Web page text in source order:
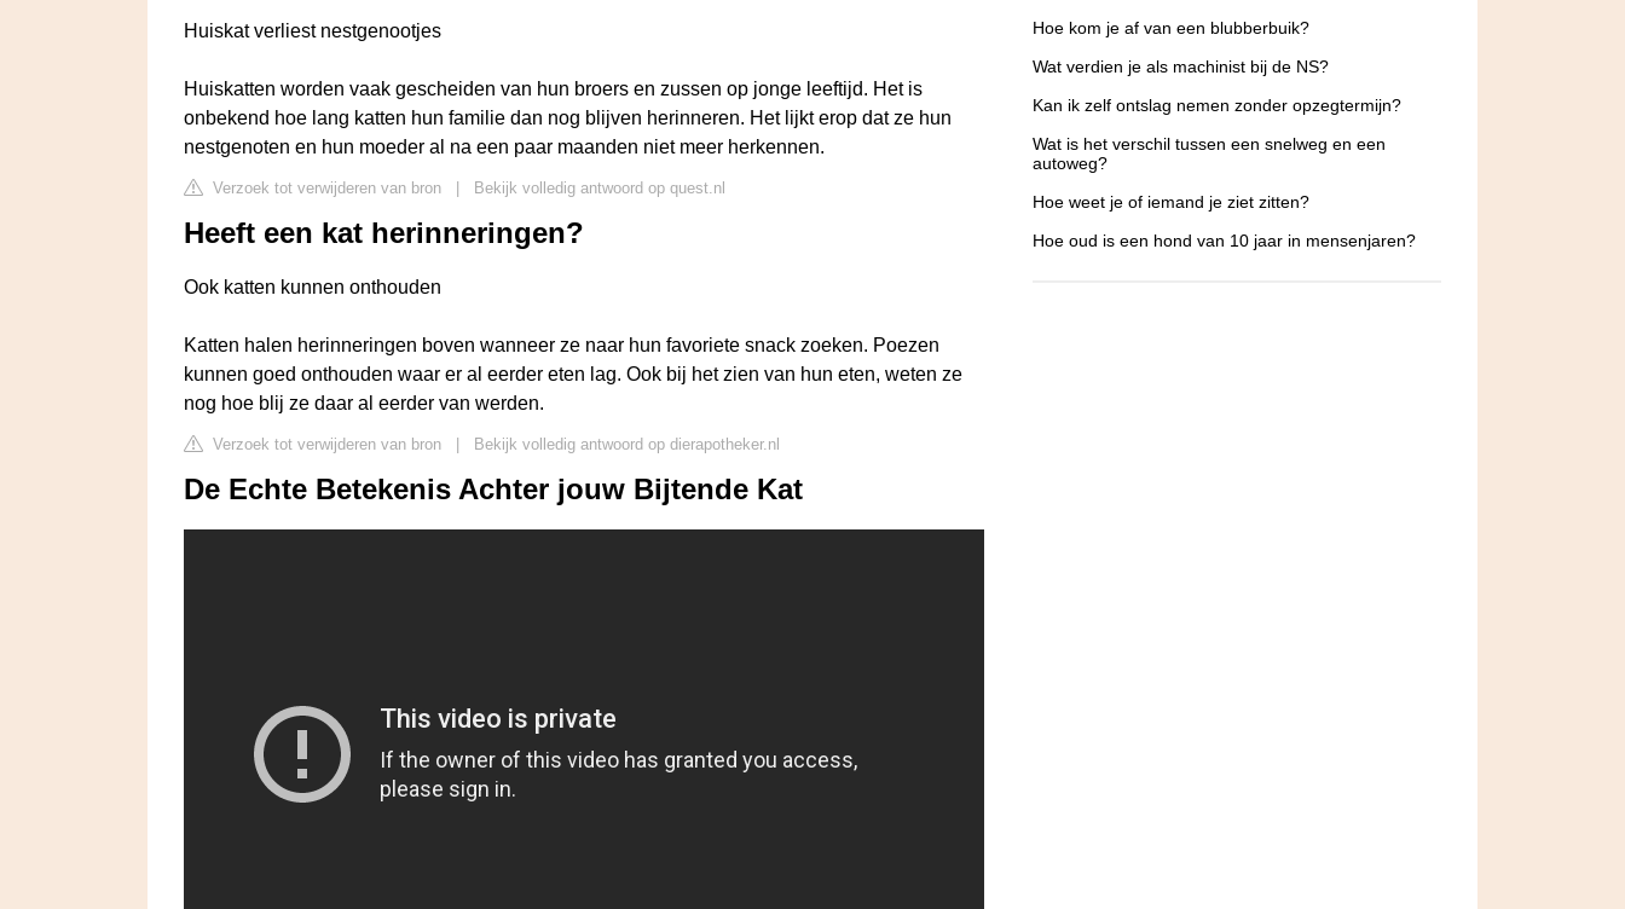
Huiskat verliest nestgenootjes
Huiskatten worden vaak gescheiden van hun broers en zussen op jonge leeftijd. Het is
onbekend hoe lang katten hun familie dan nog blijven herinneren. Het lijkt erop dat ze hun
nestgenoten en hun moeder al na een paar maanden niet meer herkennen.
Verzoek tot verwijderen van bron Bekijk volledig antwoord op quest.nl
Heeft een kat herinneringen?
Ook katten kunnen onthouden
Katten halen herinneringen boven wanneer ze naar hun favoriete snack zoeken. Poezen
kunnen goed onthouden waar er al eerder eten lag. Ook bij het zien van hun eten, weten ze
nog hoe blij ze daar al eerder van werden.
Verzoek tot verwijderen van bron Bekijk volledig antwoord op dierapotheker.nl
De Echte Betekenis Achter jouw Bijtende Kat
Hoe kom je af van een blubberbuik?
Wat verdien je als machinist bij de NS?
Kan ik zelf ontslag nemen zonder opzegtermijn?
Wat is het verschil tussen een snelweg en een
autoweg?
Hoe weet je of iemand je ziet zitten?
Hoe oud is een hond van 10 jaar in mensenjaren?